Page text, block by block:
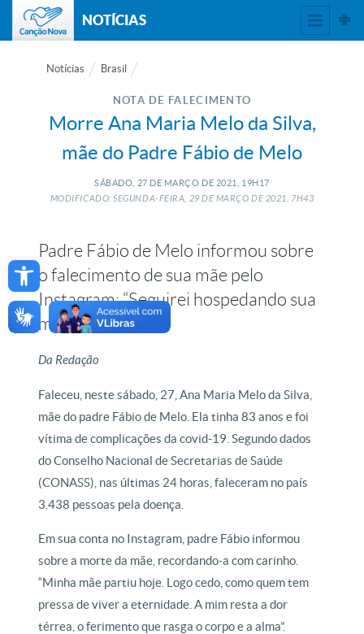
Open toolbar
NOTÍCIAS
Notícias Brasil
NOTA DE FALECIMENTO
Morre Ana Maria Melo da Silva,
mãe do Padre Fábio de Melo
SÁBADO, 27 DE MARÇO DE 2021, 19H17
MODIFICADO: SEGUNDA-FEIRA, 29DE MARÇO DE 2021, 7H43
Padre Fábio de Melo informou sobre
o falecimento de sua mãe pelo
Instagram: “Seguirei hospedando sua
memória”
Da Redação
Faleceu, neste sábado, 27, Ana Maria Melo da Silva,
mãe do padre Fábio de Melo. Ela tinha 83 anos e foi
vítima de complicações da covid-19. Segundo dados
do Conselho Nacional de Secretarias de Saúde
(CONASS), nas últimas 24 horas, faleceram no país
3.438 pessoas pela doença.
Em sua conta no Instagram, padre Fábio informou
sobre a morte da mãe, recordando-a com carinho.
“Minha mãe partiu hoje. Logo cedo, como quem tem
pressa de viver a eternidade. A mim resta a dor
térrea, o ferimento que rasga o corpo e a alma”.